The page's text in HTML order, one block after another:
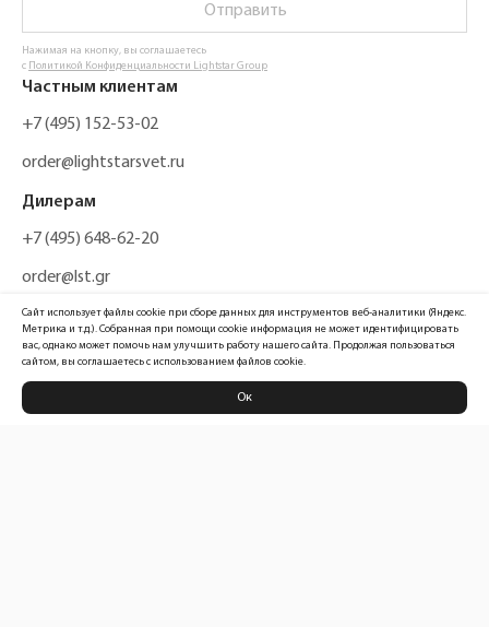
Отправить
Нажимая на кнопку, вы соглашаетесь
с Политикой Конфиденциальности Lightstar Group
Частным клиентам
+7 (495) 152-53-02
order@lightstarsvet.ru
Дилерам
+7 (495) 648-62-20
order@lst.gr
Политика конфиденциальности
Сайт использует файлы cookie при сборе данных для инструментов веб-аналитики (Яндекс.
Метрика и т.д.). Собранная при помощи cookie информация не может идентифицировать
вас, однако может помочь нам улучшить работу нашего сайта. Продолжая пользоваться
сайтом, вы соглашаетесь с использованием файлов cookie.
Ок